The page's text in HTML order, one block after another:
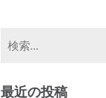
最近の投稿